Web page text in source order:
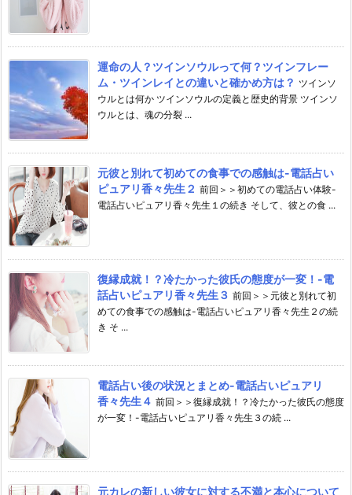
運命の人？ツインソウルって何？ツインフレー
ム・ツインレイとの違いと確かめ方は？ ツインソ
ウルとは何か ツインソウルの定義と歴史的背景 ツインソ
ウルとは、魂の分裂 ...
元彼と別れて初めての食事での感触は-電話占い
ピュアリ香々先生２ 前回＞＞初めての電話占い体験-
電話占いピュアリ香々先生１の続き そして、彼との食 ...
復縁成就！？冷たかった彼氏の態度が一変！-電
話占いピュアリ香々先生３ 前回＞＞元彼と別れて初
めての食事での感触は-電話占いピュアリ香々先生２の続
き そ ...
電話占い後の状況とまとめ-電話占いピュアリ
香々先生４ 前回＞＞復縁成就！？冷たかった彼氏の態度
が一変！-電話占いピュアリ香々先生３の続 ...
元カレの新しい彼女に対する不満と本心について